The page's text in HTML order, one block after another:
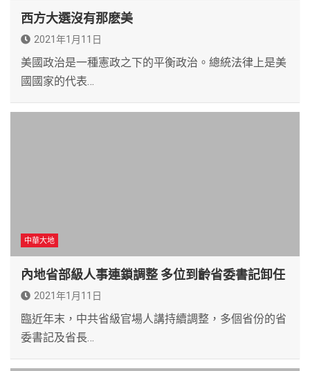
西方大選沒有那麽美
2021年1月11日
美國政治是一種憲政之下的平衡政治。總統法律上是美
國國家的代表…
中華大地
內地省部級人事連鎖調整 多位到齡省委書記卸任
2021年1月11日
臨近年末，中共省級官場人講持續調整，多個省份的省
委書記及省長…